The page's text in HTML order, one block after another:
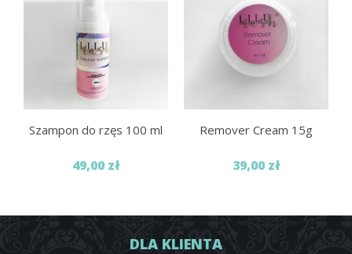
Szampon do rzęs 100 ml
49,00 zł
Remover Cream 15g
39,00 zł
DLA KLIENTA